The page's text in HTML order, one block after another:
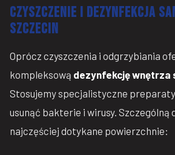
CZYSZCZENIE I DEZYNFEKCJA
SZCZECIN
Oprócz czyszczenia i odgrzybiania
kompleksową dezynfekcję wnętrza
Stosujemy specjalistyczne
usunąć bakterie i wirusy. Szczególną
najczęściej dotykane powierzchnie: